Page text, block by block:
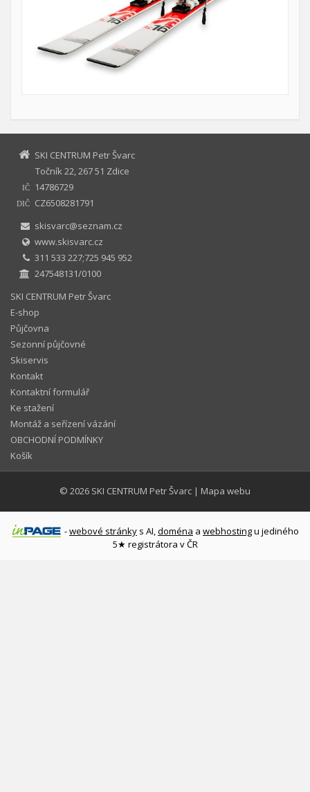
SKI CENTRUM Petr Švarc
Točník 22, 267 51 Zdice
IČ 14786729
DIČ
CZ6508281791
skisvarc@seznam.cz
www.skisvarc.cz
311 533 227;725 945 952
247548131/0100
SKI CENTRUM Petr Švarc
E-shop
Půjčovna
Sezonní půjčovné
Skiservis
Kontakt
Kontaktní formulář
Ke stažení
Montáž a seřízení vázání
OBCHODNÍ PODMÍNKY
Košík
© 2026 SKI CENTRUM Petr Švarc | Mapa webu
-webové stránky s AI,doména a webhostingu jediného
5★ registrátora v ČR